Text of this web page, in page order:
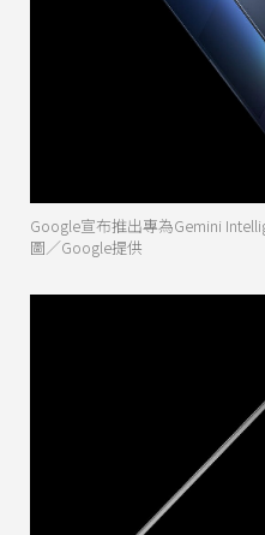
Google宣布推出專為Gemini
圖／Google提供